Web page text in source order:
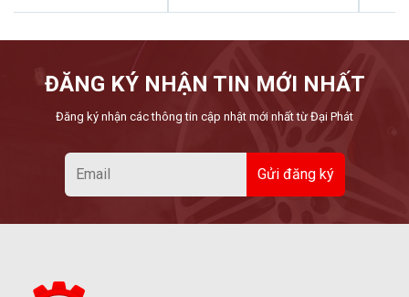
ĐĂNG KÝ NHẬN TIN MỚI NHẤT
Đăng ký nhận các thông tin cập nhật mới nhất từ Đại Phát